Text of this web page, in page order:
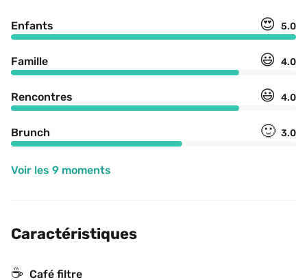
Enfants 😍 5.0
Famille 😃 4.0
Rencontres 😃 4.0
Brunch 🙂 3.0
Voir les 9 moments
Caractéristiques
☕️ Café filtre